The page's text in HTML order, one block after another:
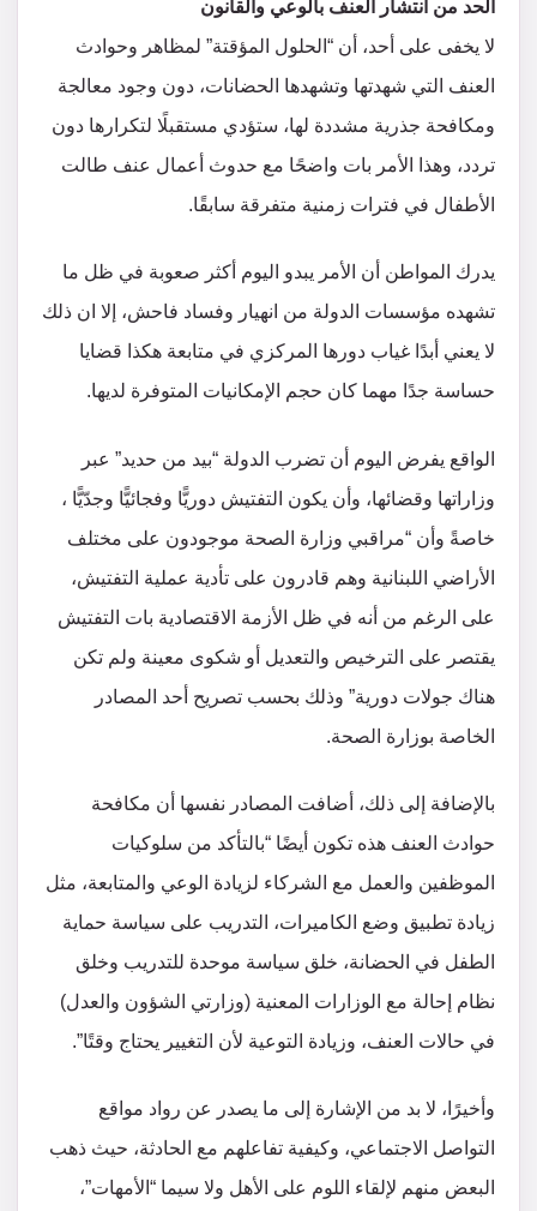
الحد من انتشار العنف بالوعي والقانون
لا يخفى على أحد، أن “الحلول المؤقتة” لمظاهر وحوادث
العنف التي شهدتها وتشهدها الحضانات، دون وجود معالجة
ومكافحة جذرية مشددة لها، ستؤدي مستقبلًا لتكرارها دون
تردد، وهذا الأمر بات واضحًا مع حدوث أعمال عنف طالت
الأطفال في فترات زمنية متفرقة سابقًا.
يدرك المواطن أن الأمر يبدو اليوم أكثر صعوبة في ظل ما
تشهده مؤسسات الدولة من انهيار وفساد فاحش، إلا ان ذلك
لا يعني أبدًا غياب دورها المركزي في متابعة هكذا قضايا
حساسة جدًا مهما كان حجم الإمكانيات المتوفرة لديها.
الواقع يفرض اليوم أن تضرب الدولة “بيد من حديد” عبر
وزاراتها وقضائها، وأن يكون التفتيش دوريًّا وفجائيًّا وجدّيًّا ،
خاصةً وأن “مراقبي وزارة الصحة موجودون على مختلف
الأراضي اللبنانية وهم قادرون على تأدية عملية التفتيش،
على الرغم من أنه في ظل الأزمة الاقتصادية بات التفتيش
يقتصر على الترخيص والتعديل أو شكوى معينة ولم تكن
هناك جولات دورية” وذلك بحسب تصريح أحد المصادر
الخاصة بوزارة الصحة.
بالإضافة إلى ذلك، أضافت المصادر نفسها أن مكافحة
حوادث العنف هذه تكون أيضًا “بالتأكد من سلوكيات
الموظفين والعمل مع الشركاء لزيادة الوعي والمتابعة، مثل
زيادة تطبيق وضع الكاميرات، التدريب على سياسة حماية
الطفل في الحضانة، خلق سياسة موحدة للتدريب وخلق
نظام إحالة مع الوزارات المعنية (وزارتي الشؤون والعدل)
في حالات العنف، وزيادة التوعية لأن التغيير يحتاج وقتًا”.
وأخيرًا، لا بد من الإشارة إلى ما يصدر عن رواد مواقع
التواصل الاجتماعي، وكيفية تفاعلهم مع الحادثة، حيث ذهب
البعض منهم لإلقاء اللوم على الأهل ولا سيما “الأمهات”،